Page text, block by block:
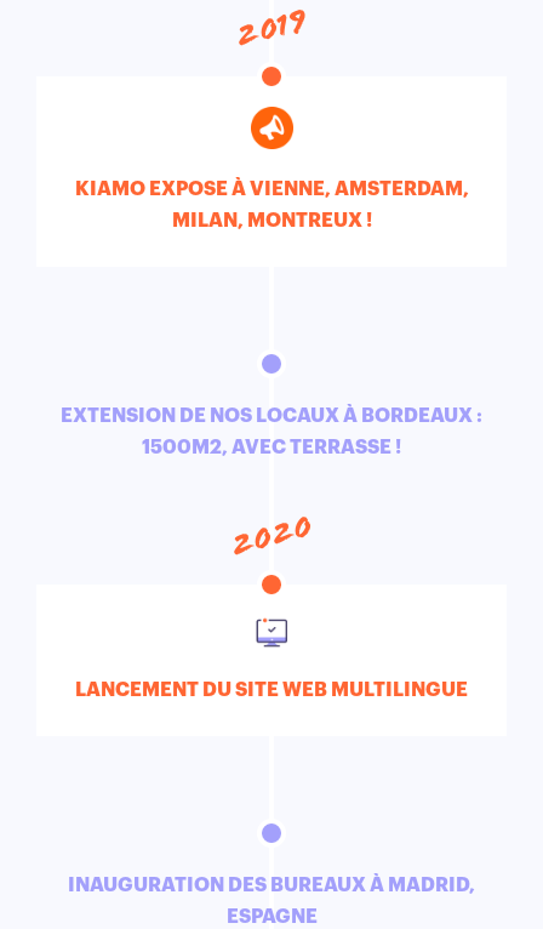
2019
KIAMO EXPOSE À VIENNE, AMSTERDAM,
MILAN, MONTREUX !
EXTENSION DE NOS LOCAUX À BORDEAUX :
1500M2, AVEC TERRASSE !
2020
LANCEMENT DU SITE WEB MULTILINGUE
INAUGURATION DES BUREAUX À MADRID,
ESPAGNE